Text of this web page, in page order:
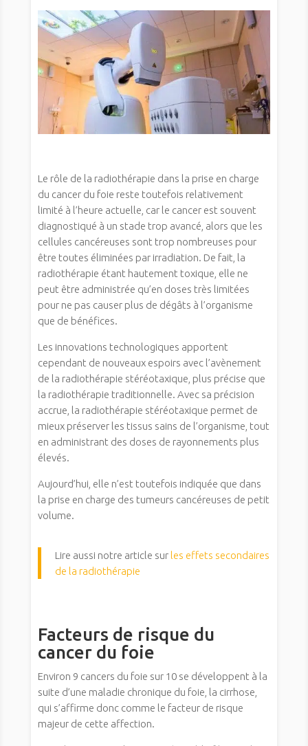
Le rôle de la radiothérapie dans la prise en charge
du cancer du foie reste toutefois relativement
limité à l’heure actuelle, car le cancer est souvent
diagnostiqué à un stade trop avancé, alors que les
cellules cancéreuses sont trop nombreuses pour
être toutes éliminées par irradiation. De fait, la
radiothérapie étant hautement toxique, elle ne
peut être administrée qu’en doses très limitées
pour ne pas causer plus de dégâts à l’organisme
que de bénéfices.
Les innovations technologiques apportent
cependant de nouveaux espoirs avec l’avènement
de la radiothérapie stéréotaxique, plus précise que
la radiothérapie traditionnelle. Avec sa précision
accrue, la radiothérapie stéréotaxique permet de
mieux préserver les tissus sains de l’organisme, tout
en administrant des doses de rayonnements plus
élevés.
Aujourd’hui, elle n’est toutefois indiquée que dans
la prise en charge des tumeurs cancéreuses de petit
volume.
Lire aussi notre article sur les effets secondaires
de la radiothérapie
Facteurs de risque du
cancer du foie
Environ 9 cancers du foie sur 10 se développent à la
suite d’une maladie chronique du foie, la cirrhose,
qui s’affirme donc comme le facteur de risque
majeur de cette affection.